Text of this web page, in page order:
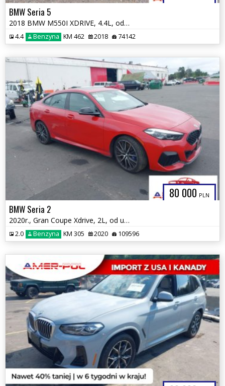
BMW Seria 5
2018 BMW M550I XDRIVE, 4.4L, od ubezpieczalni
4.4 Benzyna KM 462 2018 74142
80 000 PLN
BMW Seria 2
2020r., Gran Coupe Xdrive, 2L, od ubezpieczalni
2.0 Benzyna KM 305 2020 109596